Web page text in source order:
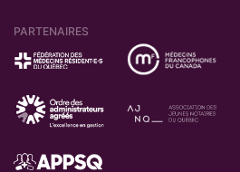
PARTENAIRES